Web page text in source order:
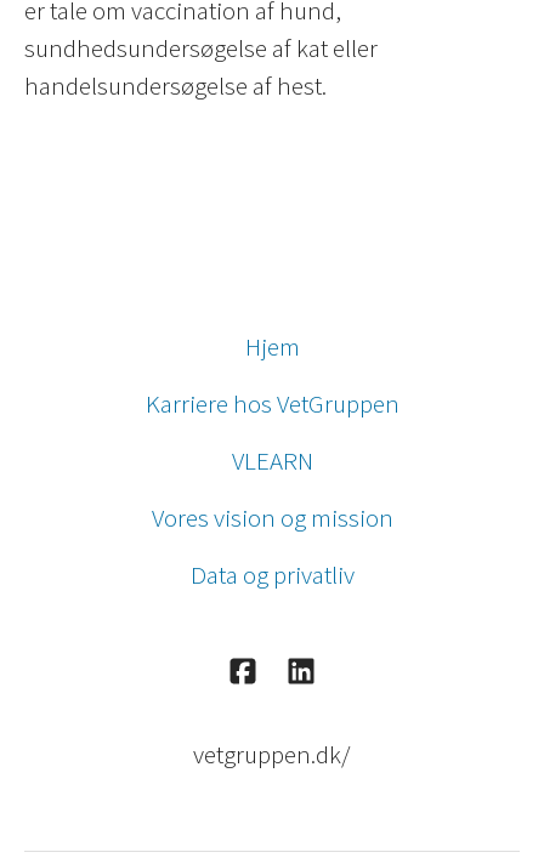
er tale om vaccination af hund,
sundhedsundersøgelse af kat eller
handelsundersøgelse af hest.
Hjem
Karriere hos VetGruppen
VLEARN
Vores vision og mission
Data og privatliv
vetgruppen.dk/